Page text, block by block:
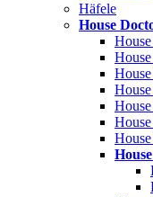
Häfele
House